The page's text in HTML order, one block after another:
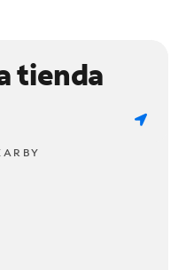
tienda